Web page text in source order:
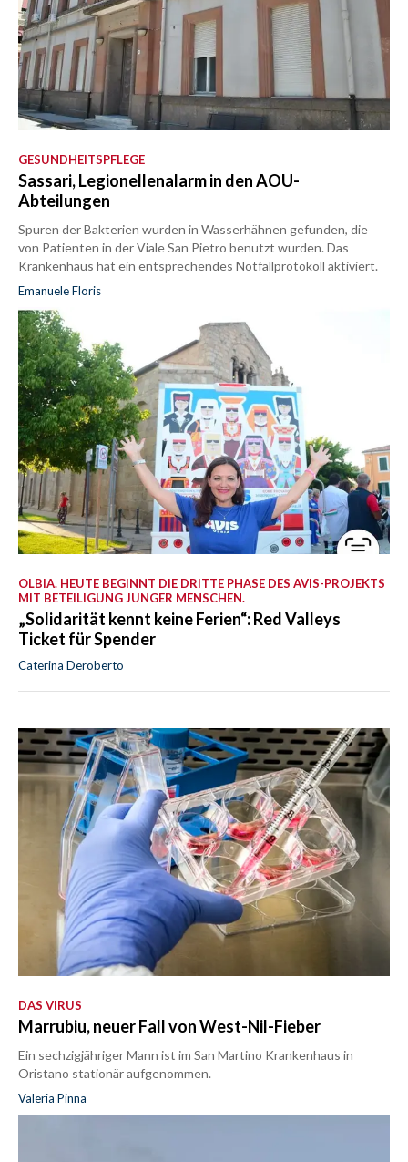
GESUNDHEITSPFLEGE
Sassari, Legionellenalarm in den AOU-
Abteilungen
Spuren der Bakterien wurden in Wasserhähnen gefunden, die
von Patienten in der Viale San Pietro benutzt wurden. Das
Krankenhaus hat ein entsprechendes Notfallprotokoll aktiviert.
Emanuele Floris
OLBIA. HEUTE BEGINNT DIE DRITTE PHASE DES AVIS-PROJEKTS
MIT BETEILIGUNG JUNGER MENSCHEN.
„Solidarität kennt keine Ferien“: Red Valleys
Ticket für Spender
Caterina Deroberto
DAS VIRUS
Marrubiu, neuer Fall von West-Nil-Fieber
Ein sechzigjähriger Mann ist im San Martino Krankenhaus in
Oristano stationär aufgenommen.
Valeria Pinna